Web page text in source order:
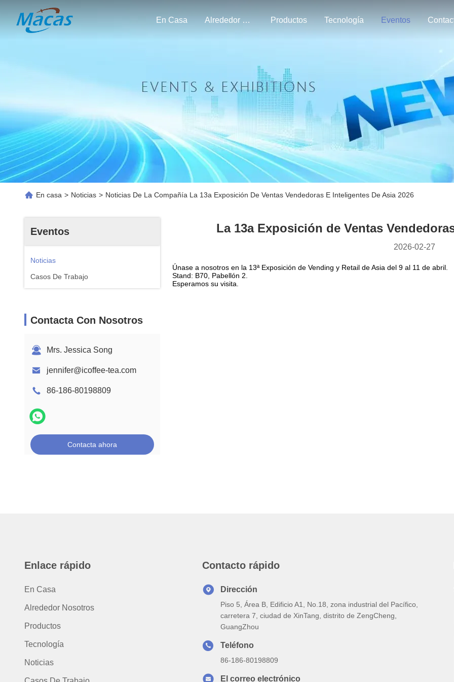
En Casa Alrededor Nosotros Productos Tecnología Eventos
En casa > Noticias > Noticias De La Compañía La 13a Exposición De Ventas Vendedoras E Inteligentes De Asia 2026
Eventos
Noticias
Casos De Trabajo
Contacta Con Nosotros
Mrs. Jessica Song
jennifer@icoffee-tea.com
86-186-80198809
Contacta ahora
La 13a Exposición de Ventas
2026-02-27
Únase a nosotros en la 13ª Exposición de Vending y Retail de Asia del 9 al 11 de abril.
Stand: B70, Pabellón 2.
Esperamos su visita.
Enlace rápido
En Casa
Alrededor Nosotros
Productos
Tecnología
Noticias
Contacto rápido
Dirección
Piso 5, Área B, Edificio A1, No.18, zona industrial del Pacífico,
carretera 7, ciudad de XinTang, distrito de ZengCheng,
GuangZhou
Teléfono
86-186-80198809
El correo electrónico